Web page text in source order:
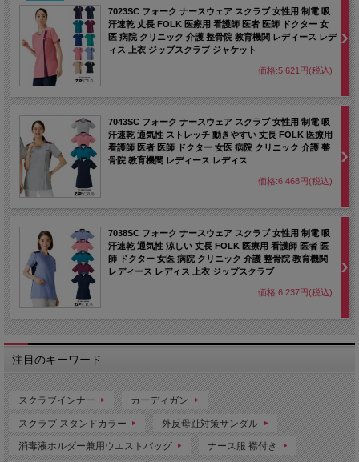
7023SC フォーク ナースウェア スクラブ 女性用 制電 吸
汗速乾 丈長 FOLK 医療用 看護師 医者 医師 ドクター 女
医 病院 クリニック 介護 整骨院 教育機関 レディース レデ
ィス 上衣 ジップスクラブ ジャケット
価格:5,621円(税込)
7043SC フォーク ナースウェア スクラブ 女性用 制電 吸
汗速乾 通気性 ストレッチ 動きやすい 丈長 FOLK 医療用
看護師 医者 医師 ドクター 女医 病院 クリニック 介護 整
骨院 教育機関 レディース レディス
価格:6,468円(税込)
7038SC フォーク ナースウェア スクラブ 女性用 制電 吸
汗速乾 通気性 涼しい 丈長 FOLK 医療用 看護師 医者 医
師 ドクター 女医 病院 クリニック 介護 整骨院 教育機関
レディース レディス 上衣 ジップスクラブ
価格:6,237円(税込)
注目のキーワード
スクラブインナー カーディガン
スクラブ スタンドカラー 外反母趾対策サンダル
消毒液ホルダー兼用ウエストバッグ ナース服 襟付き